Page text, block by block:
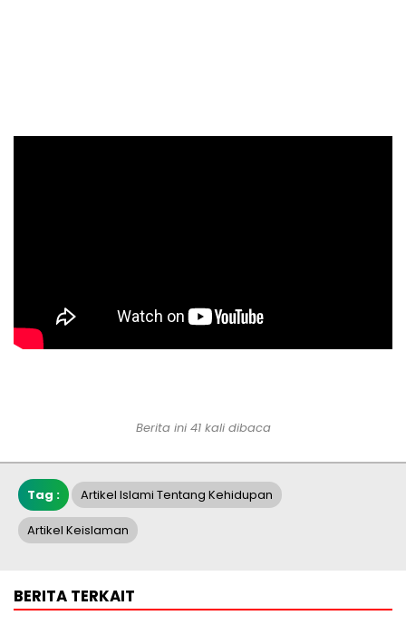
Berita ini 41 kali dibaca
Tag : Artikel Islami Tentang Kehidupan
Artikel Keislaman
BERITA TERKAIT